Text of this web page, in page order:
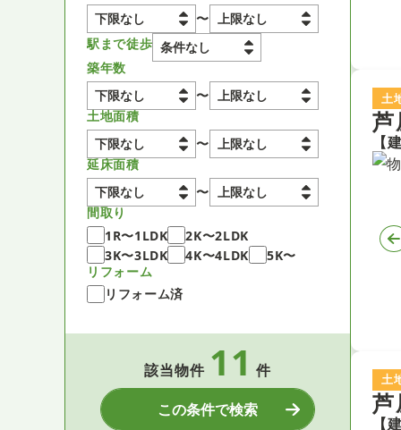
〜
駅まで徒歩
築年数
〜
土地面積
〜
延床面積
〜
間取り
1R〜1LDK
2K〜2LDK
3K〜3LDK
4K〜4LDK
5K〜
リフォーム
リフォーム済
該当物件 11 件
この条件で検索
土
土